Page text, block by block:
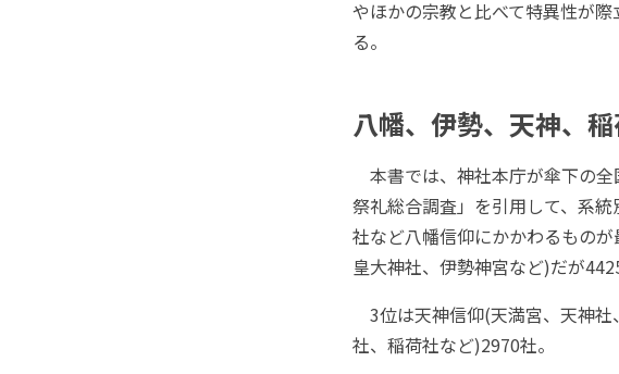
やほかの宗教と比べて特異性が
る。
八幡、伊勢、天神、
本書では、神社本庁が傘下の
祭礼総合調査」を引用して、系
社など八幡信仰にかかわるもの
皇大神社、伊勢神宮など)だが
3位は天神信仰(天満宮、天神
社、稲荷社など)2970社。